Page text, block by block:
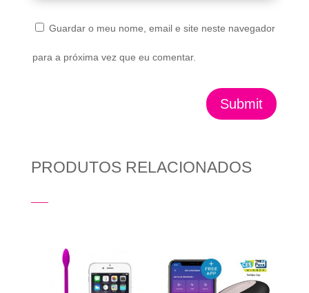
Guardar o meu nome, email e site neste navegador
para a próxima vez que eu comentar.
Submit
PRODUTOS RELACIONADOS